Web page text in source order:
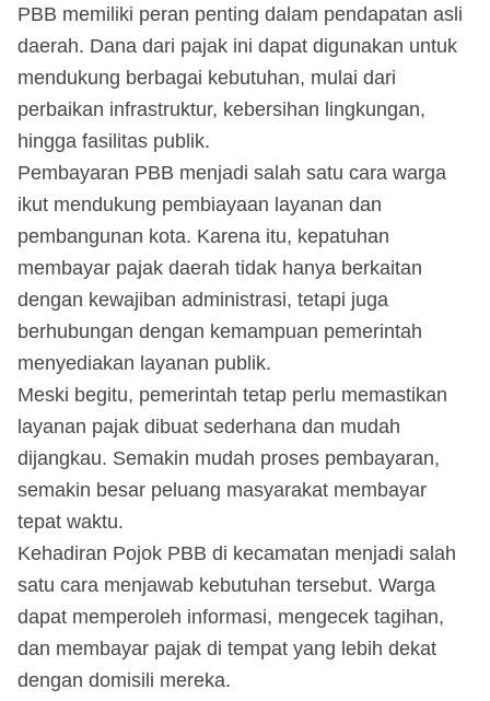
PBB memiliki peran penting dalam pendapatan asli
daerah. Dana dari pajak ini dapat digunakan untuk
mendukung berbagai kebutuhan, mulai dari
perbaikan infrastruktur, kebersihan lingkungan,
hingga fasilitas publik.
Pembayaran PBB menjadi salah satu cara warga
ikut mendukung pembiayaan layanan dan
pembangunan kota. Karena itu, kepatuhan
membayar pajak daerah tidak hanya berkaitan
dengan kewajiban administrasi, tetapi juga
berhubungan dengan kemampuan pemerintah
menyediakan layanan publik.
Meski begitu, pemerintah tetap perlu memastikan
layanan pajak dibuat sederhana dan mudah
dijangkau. Semakin mudah proses pembayaran,
semakin besar peluang masyarakat membayar
tepat waktu.
Kehadiran Pojok PBB di kecamatan menjadi salah
satu cara menjawab kebutuhan tersebut. Warga
dapat memperoleh informasi, mengecek tagihan,
dan membayar pajak di tempat yang lebih dekat
dengan domisili mereka.